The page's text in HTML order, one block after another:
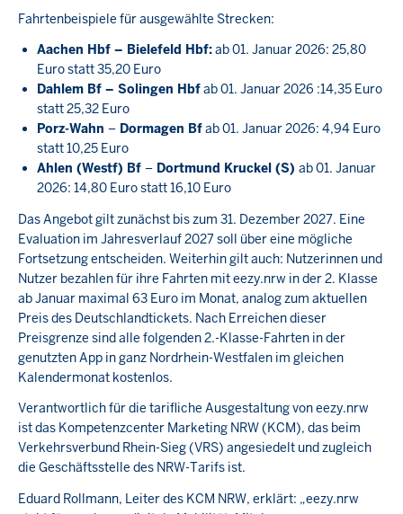
Fahrtenbeispiele für ausgewählte Strecken:
Aachen Hbf – Bielefeld Hbf:ab 01. Januar 2026: 25,80
Euro statt 35,20 Euro
Dahlem Bf – Solingen Hbfab 01. Januar 2026 :14,35 Euro
statt 25,32 Euro
Porz-Wahn – Dormagen Bfab 01. Januar 2026: 4,94 Euro
statt 10,25 Euro
Ahlen (Westf) Bf – Dortmund Kruckel (S) ab 01. Januar
2026: 14,80 Euro statt 16,10 Euro
Das Angebot gilt zunächst bis zum 31. Dezember 2027. Eine
Evaluation im Jahresverlauf 2027 soll über eine mögliche
Fortsetzung entscheiden. Weiterhin gilt auch: Nutzerinnen und
Nutzer bezahlen für ihre Fahrten mit eezy.nrw in der 2. Klasse
ab Januar maximal 63 Euro im Monat, analog zum aktuellen
Preis des Deutschlandtickets. Nach Erreichen dieser
Preisgrenze sind alle folgenden 2.-Klasse-Fahrten in der
genutzten App in ganz Nordrhein-Westfalen im gleichen
Kalendermonat kostenlos.
Verantwortlich für die tarifliche Ausgestaltung von eezy.nrw
ist das Kompetenzcenter Marketing NRW (KCM), das beim
Verkehrsverbund Rhein-Sieg (VRS) angesiedelt und zugleich
die Geschäftsstelle des NRW-Tarifs ist.
Eduard Rollmann, Leiter des KCM NRW, erklärt: „eezy.nrw